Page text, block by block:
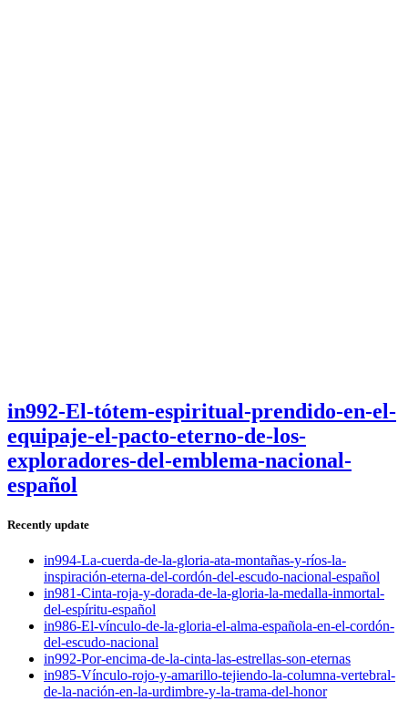
in992-El-tótem-espiritual-prendido-en-el-
equipaje-el-pacto-eterno-de-los-
exploradores-del-emblema-nacional-
español
Recently update
in994-La-cuerda-de-la-gloria-ata-montañas-y-ríos-la-
inspiración-eterna-del-cordón-del-escudo-nacional-español
in981-Cinta-roja-y-dorada-de-la-gloria-la-medalla-inmortal-
del-espíritu-español
in986-El-vínculo-de-la-gloria-el-alma-española-en-el-cordón-
del-escudo-nacional
in992-Por-encima-de-la-cinta-las-estrellas-son-eternas
in985-Vínculo-rojo-y-amarillo-tejiendo-la-columna-vertebral-
de-la-nación-en-la-urdimbre-y-la-trama-del-honor